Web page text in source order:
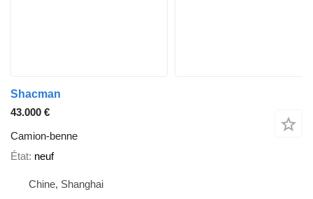
Shacman
43.000 €
Camion-benne
État neuf
Chine, Shanghai